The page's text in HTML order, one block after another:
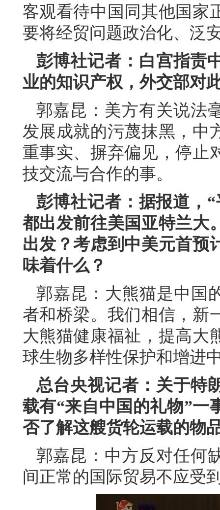
客观看待中国同其他国家
要将经贸问题政治化、泛
彭博社记者：白宫指责
业的知识产权，外交部对
郭嘉昆：美方有关说法
发展成就的污蔑抹黑，中
重事实、摒弃偏见，停止
技交流与合作的事。
彭博社记者：据报道，
都出发前往美国亚特兰大
出发？考虑到中美元首预
味着什么？
郭嘉昆：大熊猫是中国
者和桥梁。我们相信，新
大熊猫健康福祉，提高大
球生物多样性保护和增进
总台央视记者：关于特
载有“来自中国的礼物”一
否了解这艘货轮运载的物
郭嘉昆：中方反对任何
间正常的国际贸易不应受